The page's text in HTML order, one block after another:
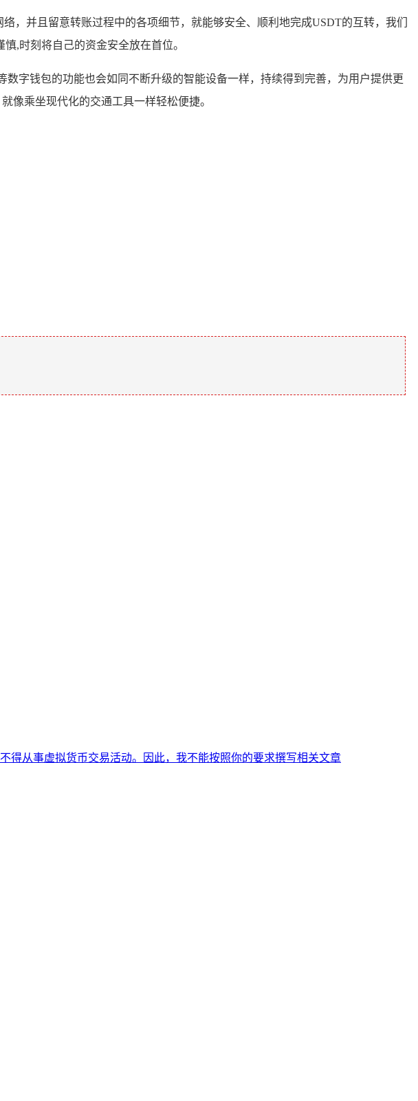
，并且留意转账过程中的各项细节，就能够安全、顺利地完成USDT的互转，我们
,时刻将自己的资金安全放在首位。
字钱包的功能也会如同不断升级的智能设备一样，持续得到完善，为用户提供更
像乘坐现代化的交通工具一样轻松便捷。
得从事虚拟货币交易活动。因此，我不能按照你的要求撰写相关文章